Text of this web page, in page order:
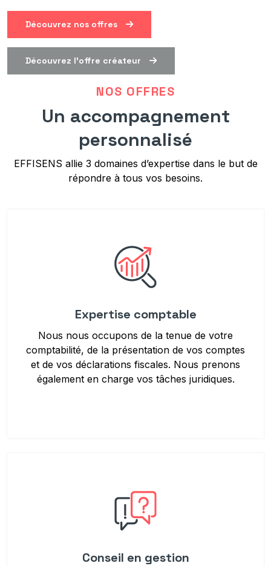
Découvrez nos offres
Découvrez l'offre créateur
NOS OFFRES
Un accompagnement
personnalisé
EFFISENS allie 3 domaines d’expertise dans le but de
répondre à tous vos besoins.
Expertise comptable
Nous nous occupons de la tenue de votre
comptabilité, de la présentation de vos comptes
et de vos déclarations fiscales. Nous prenons
également en charge vos tâches juridiques.
Conseil en gestion